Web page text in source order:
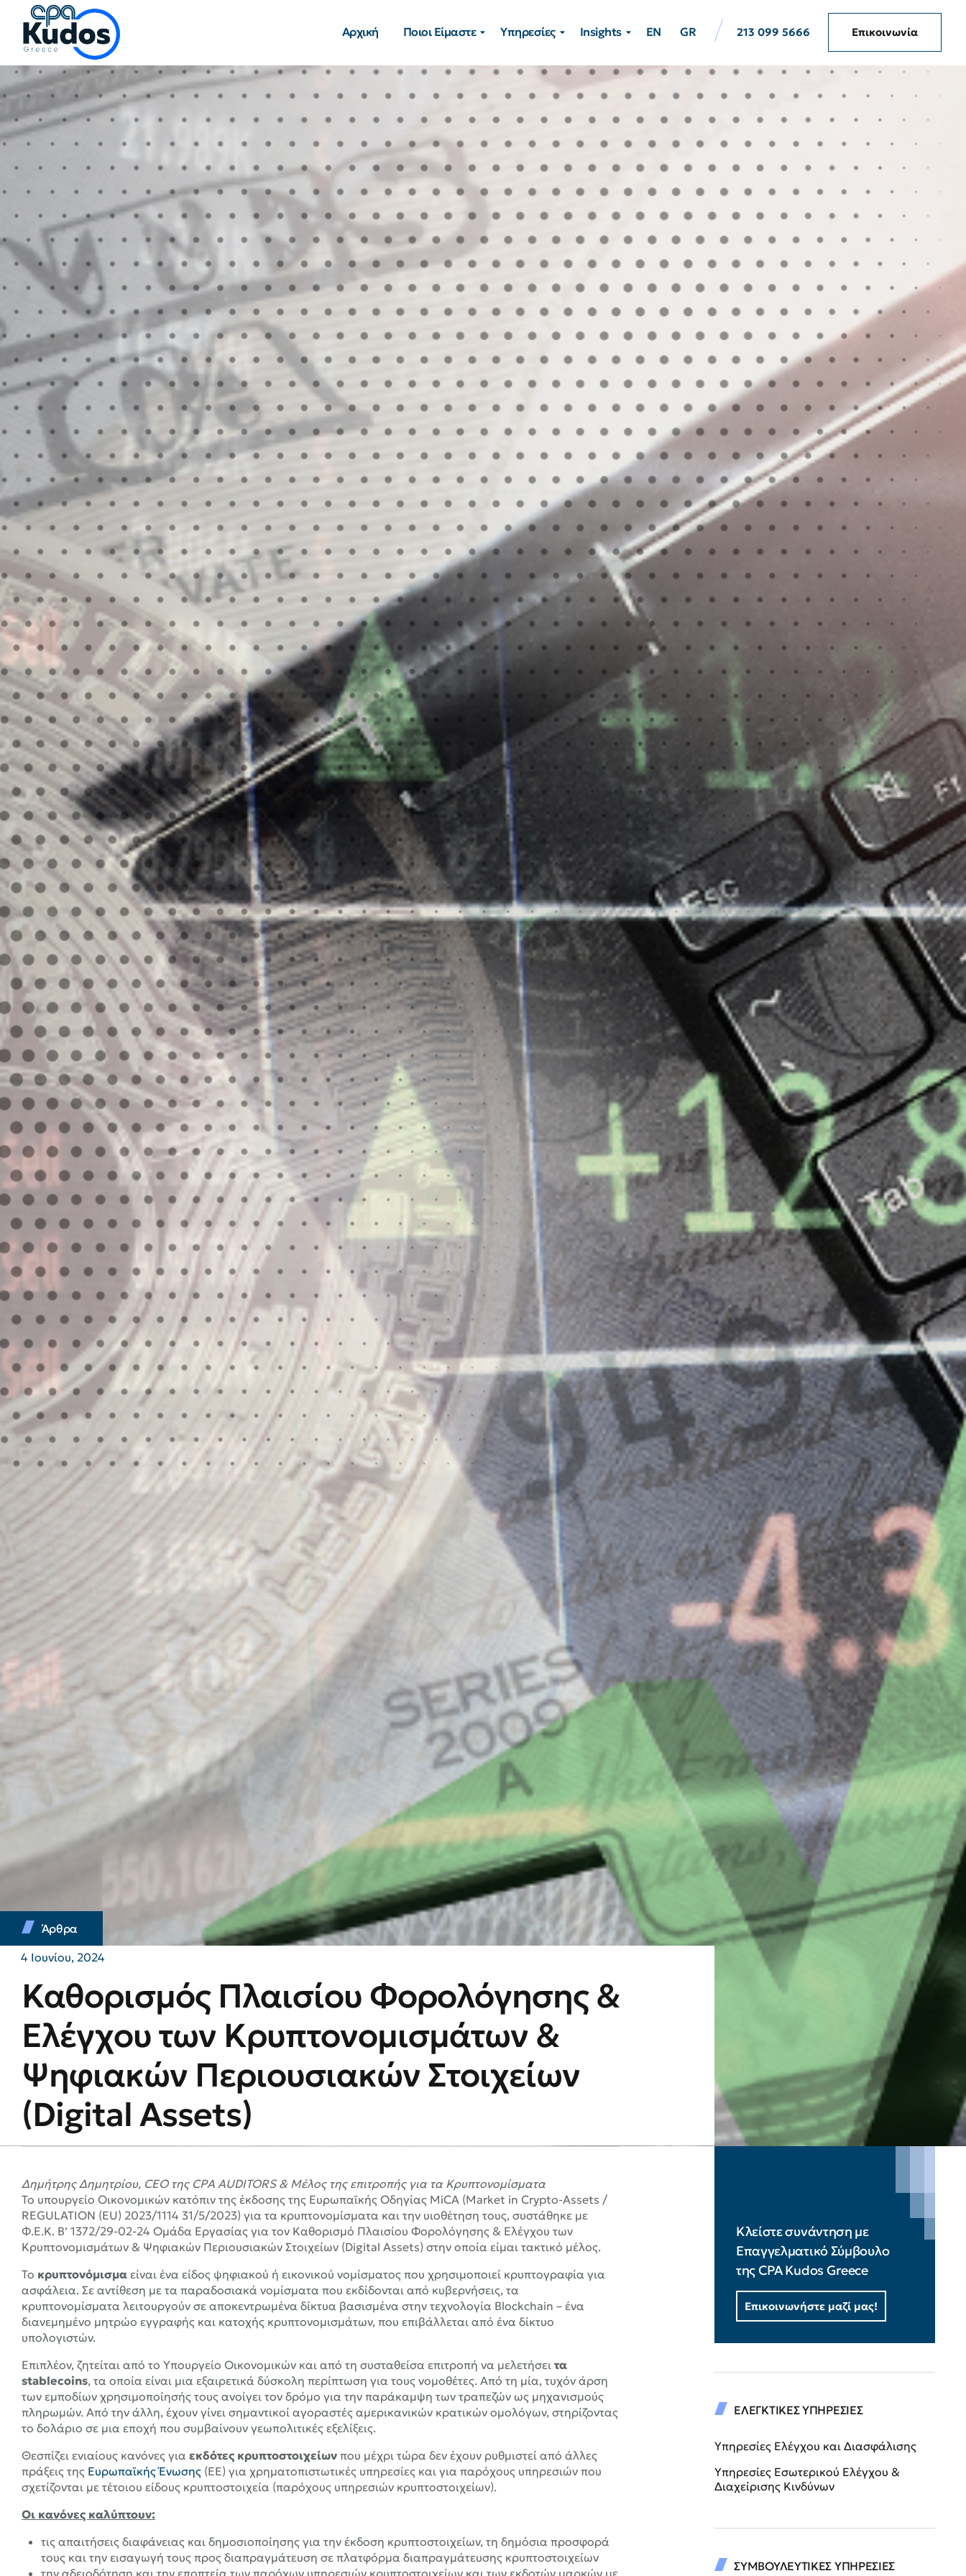
Αρχική Ποιοι Είμαστε Υπηρεσίες Insights EN GR 213 099 5666 Επικοινωνία
Άρθρα
4 Ιουνίου, 2024
Καθορισμός Πλαισίου Φορολόγησης &
Ελέγχου των Κρυπτονομισμάτων &
Ψηφιακών Περιουσιακών Στοιχείων
(Digital Assets)
Δημήτρης Δημητρίου, CEO της CPA AUDITORS & Μέλος της επιτροπής για τα Κρυπτονομίσματα
Το υπουργείο Οικονομικών κατόπιν της έκδοσης της Ευρωπαϊκής Οδηγίας MiCA (Market in Crypto-Assets /
REGULATION (EU) 2023/1114 31/5/2023) για τα κρυπτονομίσματα και την υιοθέτηση τους, συστάθηκε με
Φ.Ε.Κ. B’ 1372/29-02-24 Ομάδα Εργασίας για τον Καθορισμό Πλαισίου Φορολόγησης & Ελέγχου των
Κρυπτονομισμάτων & Ψηφιακών Περιουσιακών Στοιχείων (Digital Assets) στην οποία είμαι τακτικό μέλος.
Το κρυπτονόμισμα είναι ένα είδος ψηφιακού ή εικονικού νομίσματος που χρησιμοποιεί κρυπτογραφία για
ασφάλεια. Σε αντίθεση με τα παραδοσιακά νομίσματα που εκδίδονται από κυβερνήσεις, τα
κρυπτονομίσματα λειτουργούν σε αποκεντρωμένα δίκτυα βασισμένα στην τεχνολογία Blockchain – ένα
διανεμημένο μητρώο εγγραφής και κατοχής κρυπτονομισμάτων, που επιβάλλεται από ένα δίκτυο
υπολογιστών.
Επιπλέον, ζητείται από το Υπουργείο Οικονομικών και από τη συσταθείσα επιτροπή να μελετήσει τα
stablecoins, τα οποία είναι μια εξαιρετικά δύσκολη περίπτωση για τους νομοθέτες. Από τη μία, τυχόν άρση
των εμποδίων χρησιμοποίησής τους ανοίγει τον δρόμο για την παράκαμψη των τραπεζών ως μηχανισμούς
πληρωμών. Από την άλλη, έχουν γίνει σημαντικοί αγοραστές αμερικανικών κρατικών ομολόγων, στηρίζοντας
το δολάριο σε μια εποχή που συμβαίνουν γεωπολιτικές εξελίξεις.
Θεσπίζει ενιαίους κανόνες για εκδότες κρυπτοστοιχείων που μέχρι τώρα δεν έχουν ρυθμιστεί από άλλες
πράξεις της Ευρωπαϊκής Ένωσης (ΕΕ) για χρηματοπιστωτικές υπηρεσίες και για παρόχους υπηρεσιών που
σχετίζονται με τέτοιου είδους κρυπτοστοιχεία (παρόχους υπηρεσιών κρυπτοστοιχείων).
Οι κανόνες καλύπτουν:
τις απαιτήσεις διαφάνειας και δημοσιοποίησης για την έκδοση κρυπτοστοιχείων, τη δημόσια προσφορά
τους και την εισαγωγή τους προς διαπραγμάτευση σε πλατφόρμα διαπραγμάτευσης κρυπτοστοιχείων
την αδειοδότηση και την εποπτεία των παρόχων υπηρεσιών κρυπτοστοιχείων και των εκδοτών μαρκών με
Κλείστε συνάντηση με
Επαγγελματικό Σύμβουλο
της CPA Kudos Greece
Επικοινωνήστε μαζί μας!
ΕΛΕΓΚΤΙΚΕΣ ΥΠΗΡΕΣΙΕΣ
Υπηρεσίες Ελέγχου και Διασφάλισης
Υπηρεσίες Εσωτερικού Ελέγχου &
Διαχείρισης Κινδύνων
ΣΥΜΒΟΥΛΕΥΤΙΚΕΣ ΥΠΗΡΕΣΙΕΣ